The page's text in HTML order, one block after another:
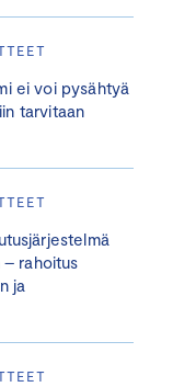
ei voi pysähtyä
tarvitaan
rahoitus
ja